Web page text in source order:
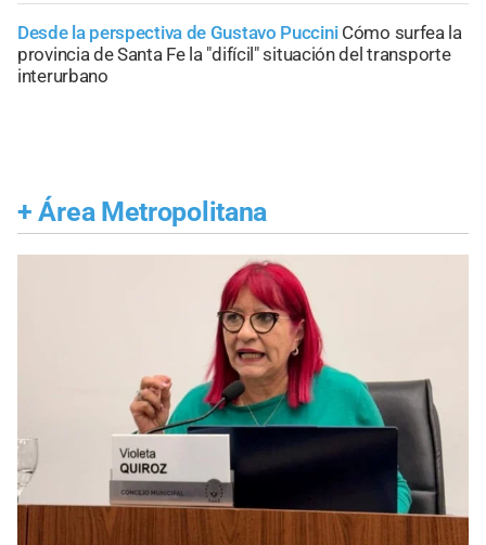
Desde la perspectiva de Gustavo Puccini Cómo surfea la
provincia de Santa Fe la "difícil" situación del transporte
interurbano
+ Área Metropolitana